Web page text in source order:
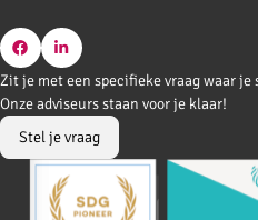
Go
to
Facebook
Go
to
LinkedIn
Zit je met een specifieke vraag waar
Onze adviseurs staan voor je klaar!
Stel je vraag